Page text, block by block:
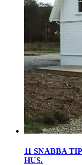
11 SNABBA
HUS.